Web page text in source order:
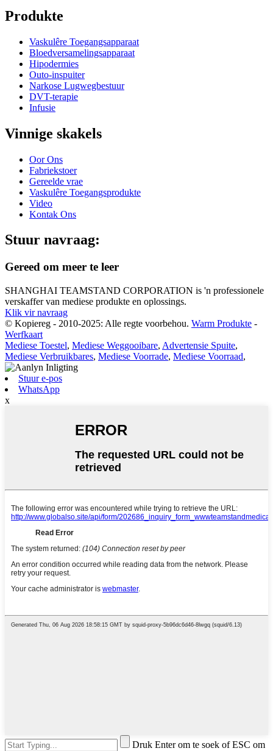
Produkte
Vaskulêre Toegangsapparaat
Bloedversamelingsapparaat
Hipodermies
Outo-inspuiter
Narkose Lugwegbestuur
DVT-terapie
Infusie
Vinnige skakels
Oor Ons
Fabriekstoer
Gereelde vrae
Vaskulêre Toegangsprodukte
Video
Kontak Ons
Stuur navraag:
Gereed om meer te leer
SHANGHAI TEAMSTAND CORPORATION is 'n professionele
verskaffer van mediese produkte en oplossings.
Klik vir navraag
© Kopiereg - 2010-2025: Alle regte voorbehou. Warm Produkte -
Werfkaart
Mediese Toestel, Mediese Weggooibare, Advertensie Spuite,
Mediese Verbruikbares, Mediese Voorrade, Mediese Voorraad,
Stuur e-pos
WhatsApp
x
Druk Enter om te soek of ESC om